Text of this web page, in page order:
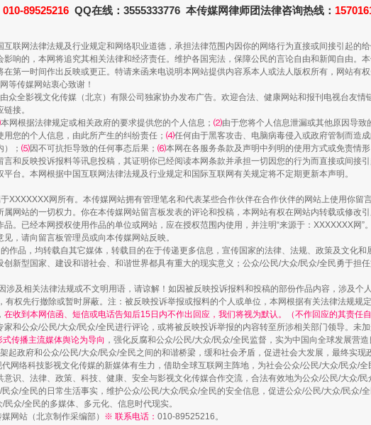
一颗心始终滚烫 还老百姓一个
一纸欠条伤亲情 巡回调解促和解.. 行业协会接连
010-89525216 QQ在线：3555333776 本传媒网律师团法律咨询热线：
联网法律法规及行业规定和网络职业道德，承担法律范围内因你的网络行为直接或间接引起的
响的，本网将追究其相关法律和经济责任。维护各国宪法，保障公民的言论自由和新闻自由。
第一时间作出反映或更正。特请来函来电说明本网站提供内容系本人或法人版权所有，网站有
等传媒网站衷心致谢！
众全影视文化传媒（北京）有限公司独家协办发布广告。欢迎合法、健康网站和报刊电视台友情
接。
本网根据法律规定或相关政府的要求提供您的个人信息； ⑵由于您将个人信息泄漏或其他原因导致
您的个人信息，由此所产生的纠纷责任； ⑷任何由于黑客攻击、电脑病毒侵入或政府管制而造
； ⑸因不可抗拒导致的任何事态后果； ⑹本网在各服务条款及声明中列明的使用方式或免责情形
和反映投诉报料等讯息投稿，其证明你已经阅读本网条款并承担一切因您的行为而直接或间接
台。本网根据中国互联网法律法规及行业规定和国际互联网有关规定将不定期更新本声明。
XXXXXXX网所有。本传媒网站拥有管理笔名和代表某些合作伙伴在合作伙伴的网站上使用你留
网站的一切权力。你在本传媒网站留言板发表的评论和投稿，本网站有权在网站内转载或修改
。已经本网授权使用作品的单位或网站，应在授权范围内使用，并注明“来源于：XXXXXXX网”
，请向留言板管理员或向本传媒网站反映。
作品，均转载自其它媒体，转载目的在于传递更多信息，宣传国家的法律、法规、政策及文化和
新型国家、建设和谐社会、和谐世界都具有重大的现实意义；公众/公民/大众/民众/全民勇于担
及相关法律法规或不文明用语，请谅解！如因被反映投诉报料和投稿的部份作品内容，涉及个
有权先行撤除或暂时屏蔽。注：被反映投诉举报或报料的个人或单位，本网根据有关法律法规规
在收到本网信函、短信或电话告知后15日内不作出回应，我们将视为默认。（不作回应的其责任自
和公众/公民/大众/民众/全民进行评论，或将被反映投诉举报的内容转至所涉相关部门领导。未
传播主流媒体舆论为导向 ，强化反腐和公众/公民/大众/民众/全民监督，实为中国向全球发展营
起政府和公众/公民/大众/民众/全民之间的和谐桥梁，缓和社会矛盾，促进社会大发展，最终实现
网络科技影视文化传媒的新媒体有生力，借助全球互联网主阵地，为社会公众/公民/大众/民众/全
识、法律、政策、科技、健康、安全与影视文化传媒合作交流，合法有效地为公众/公民/大众/民
众/全民的日常生活事实，维护公众/公民/大众/民众/全民的安全信息，促进公众/公民/大众/民众/
民众/全民的多媒体、多元化、信息时代现实。
网站（北京制作采编部） ※ 联系电话： 010-89525216。